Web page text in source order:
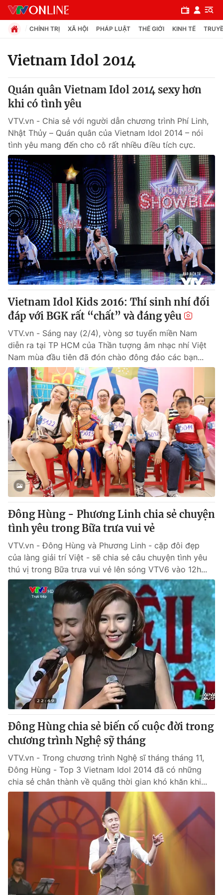
Chuyên mục
Chính trị
Xã hội
Pháp luật
Y tế
Thế giới
Tin tức
Thế giới đó đây
Câu chuyện quốc tế
Kinh tế
Tài chính
Thị trường
Góc doanh nghiệp
Dữ liệu và đời sống
Truyền hình
Phim VTV
Hậu trường
Nhân vật
Khán giả
Giải sao mai
Giải trí
Điện ảnh
Âm nhạc
Sao
Đời sống
Du lịch
Làm đẹp
Chất lượng cuộc sống
Giáo dục
Tuyển sinh
Học trực tuyến
Công nghệ
Hitech Công nghệ tương lai
Sản phẩm
Thị trường
Tư vấn
Giao lưu trực tuyến
Lịch phát sóng
Chuyên mục khác
Emagazine Podcast
Photo Infographic
Video Shorts video
VTV Money VTV Thể thao
VTV Sức khoẻ Bất động sản
Thị trường 24h Tấm lòng Việt
VTV4 Vươn mình bằng AI
VTV9 VTV8
Liên hệ tòa soạn English
THỜI BÁO VTV
Cơ quan chủ quản:
Đài Truyền hình Việt Nam
Cơ quan báo chí:
Thời báo VTV
CHÍNH TRỊ XÃ HỘI PHÁP LUẬT THẾ GIỚI KINH TẾ
Vietnam Idol 2014
Quán quân Vietnam Idol 2014 sexy hơn
khi có tình yêu
VTV.vn - Chia sẻ với người dẫn chương trình Phí Linh,
Nhật Thủy – Quán quân của Vietnam Idol 2014 – nói
tình yêu mang đến cho cô rất nhiều điều tích cực.
Vietnam Idol Kids 2016: Thí sinh nhí đối
đáp với BGK rất “chất” và đáng yêu
VTV.vn - Sáng nay (2/4), vòng sơ tuyển miền Nam
diễn ra tại TP HCM của Thần tượng âm nhạc nhí Việt
Nam mùa đầu tiên đã đón chào đông đảo các bạn...
Đông Hùng - Phương Linh chia sẻ chuyện
tình yêu trong Bữa trưa vui vẻ
VTV.vn - Đông Hùng và Phương Linh - cặp đôi đẹp
của làng giải trí Việt - sẽ chia sẻ câu chuyện tình yêu
thú vị trong Bữa trưa vui vẻ lên sóng VTV6 vào 12h...
Đông Hùng chia sẻ biến cố cuộc đời trong
chương trình Nghệ sỹ tháng
VTV.vn - Trong chương trình Nghệ sĩ tháng tháng 11,
Đông Hùng - Top 3 Vietnam Idol 2014 đã có những
chia sẻ chân thành về quãng thời gian khó khăn khi...